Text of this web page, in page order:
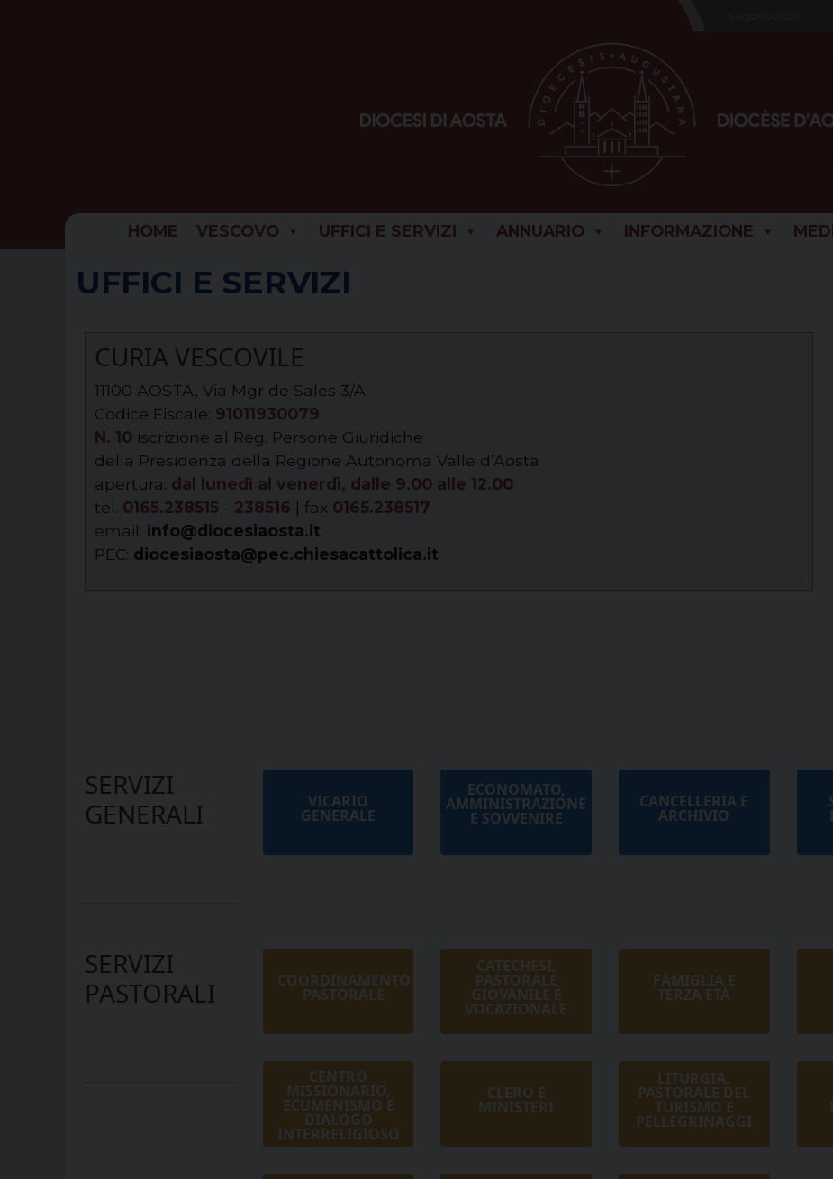
HOME VESCOVO UFFICI E SERVIZI ANNUARIO INFORMAZIONE
UFFICI E SERVIZI
CURIA VESCOVILE
11100 AOSTA, Via Mgr de Sales 3/A
Codice Fiscale: 91011930079
N. 10 iscrizione al Reg. Persone Giuridiche
della Presidenza della Regione Autonoma Valle d’Aosta
apertura: dal lunedì al venerdì, dalle 9.00 alle 12.00
tel. 0165.238515 - 238516 | fax 0165.238517
email: info@diocesiaosta.it
PEC: diocesiaosta@pec.chiesacattolica.it
SERVIZI
GENERALI
VICARIO
GENERALE
ECONOMATO,
AMMINISTRAZIONE
E SOVVENIRE
CANCELLERIA E
ARCHIVIO
SERVIZI
PASTORALI
COORDINAMENTO
PASTORALE
CENTRO
MISSIONARIO,
ECUMENISMO E
DIALOGO
INTERRELIGIOSO
CATECHESI,
PASTORALE
GIOVANILE E
VOCAZIONALE
CLERO E
MINISTERI
FAMIGLIA E
TERZA ETÀ
LITURGIA,
PASTORALE DEL
TURISMO E
PELLEGRINAGGI